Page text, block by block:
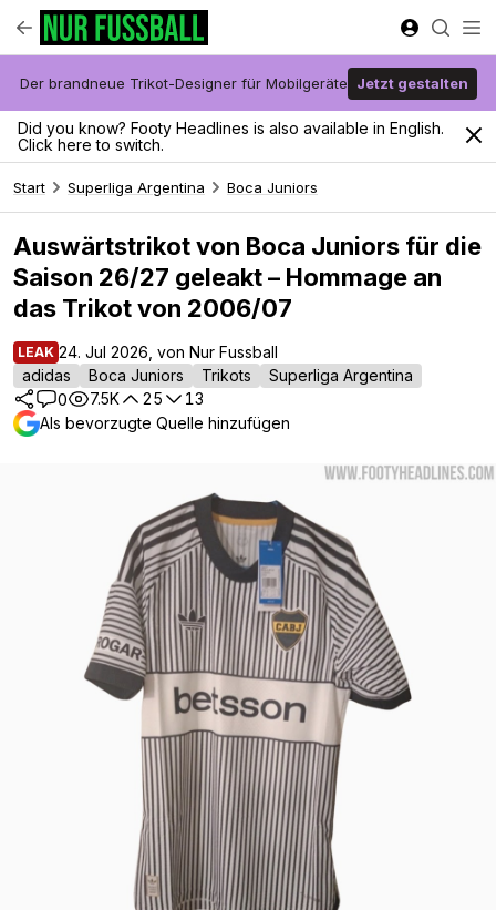
Der brandneue Trikot-Designer für Mobilgeräte Jetzt gestalten
Did you know? Footy Headlines is also available in English.
Click here to switch.
Start Superliga Argentina Boca Juniors
Auswärtstrikot von Boca Juniors für die
Saison 26/27 geleakt – Hommage an
das Trikot von 2006/07
LEAK 24. Jul 2026, von Nur Fussball
adidas
Boca Juniors Trikots
Superliga Argentina
0
7.5K 25
13
Als bevorzugte Quelle hinzufügen